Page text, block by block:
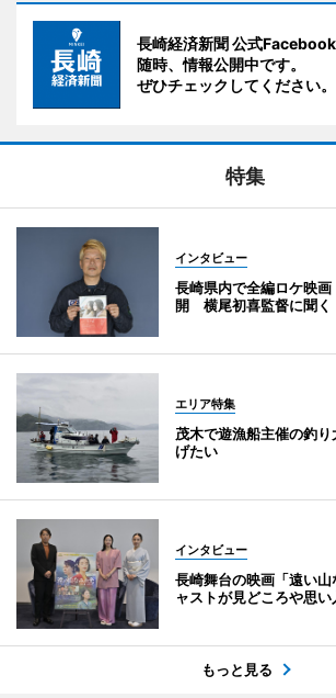
長崎経済新聞 公式Facebook
随時、情報公開中です。
ぜひチェックしてください。
特集
インタビュー
長崎県内で全編ロケ映
開 横尾初喜監督に聞く
エリア特集
茂木で遊漁船主催の釣
げたい
インタビュー
長崎舞台の映画「遠い
ャストが見どころや思い
もっと見る